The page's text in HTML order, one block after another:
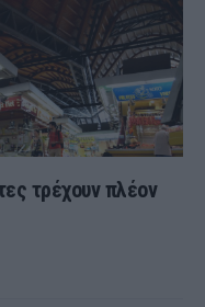
τρέχουν πλέον